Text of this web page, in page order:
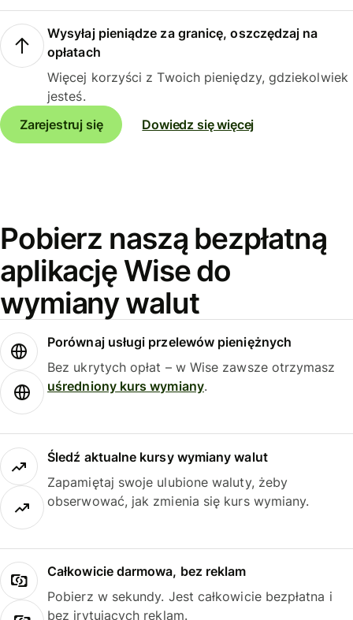
Wysyłaj pieniądze za granicę, oszczędzaj na
opłatach
Więcej korzyści z Twoich pieniędzy, gdziekolwiek
jesteś.
Zarejestruj się
Dowiedz się więcej
Pobierz naszą bezpłatną
aplikację Wise do
wymiany walut
Porównaj usługi przelewów pieniężnych
Bez ukrytych opłat – w Wise zawsze otrzymasz
uśredniony kurs wymiany.
Śledź aktualne kursy wymiany walut
Zapamiętaj swoje ulubione waluty, żeby
obserwować, jak zmienia się kurs wymiany.
Całkowicie darmowa, bez reklam
Pobierz w sekundy. Jest całkowicie bezpłatna i
bez irytujących reklam.